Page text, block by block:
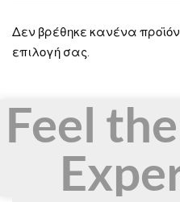
Δεν βρέθηκε κανένα
επιλογή σας.
Feel